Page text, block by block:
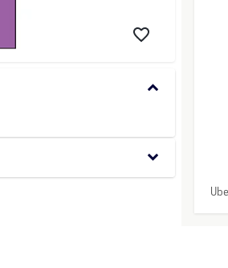
keyboard_arrow_down
keyboard_arrow_down